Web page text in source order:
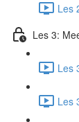
Les
Les 3:
Les
Les